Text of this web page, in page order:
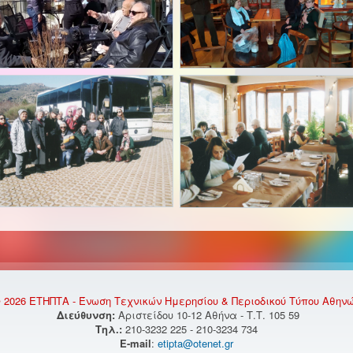
ΕΤΗΠΤΑ - Ένωση Τεχνικών Ημερησίου & Περιοδικού Τύπου
Διεύθυνση: Αριστείδου 10-12 Αθήνα - Τ.Τ. 105 59
Τηλ.: 210-3232 225 - 210-3234 734
E-mail: etipta@otenet.gr